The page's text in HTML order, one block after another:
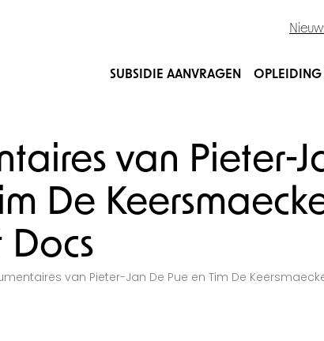
SUBSIDIE AANVRAGEN OPLEIDING
van Pieter-
De
van Pieter-Jan De Pue en Tim De